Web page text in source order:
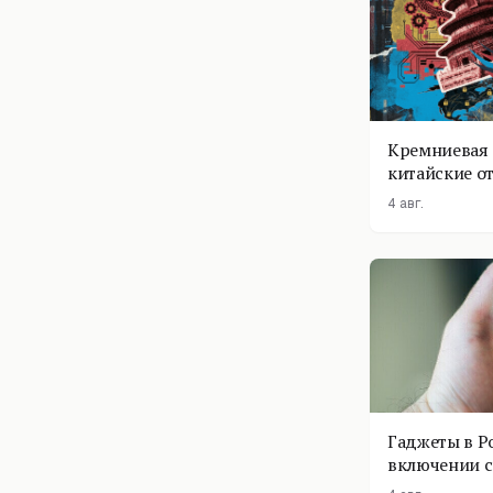
Кремниевая
китайские
4 авг.
Гаджеты в
включении
помощник